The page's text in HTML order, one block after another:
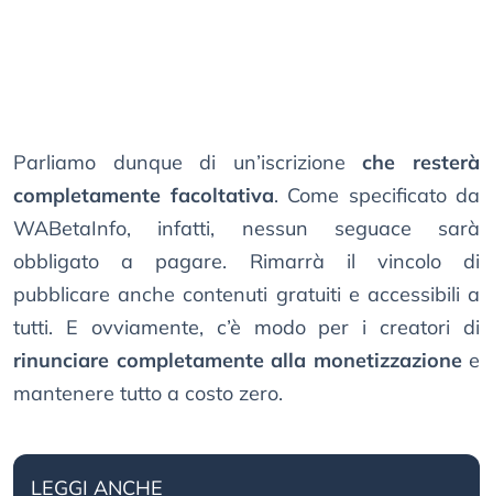
Parliamo dunque di un’iscrizioneche resterà
completamente facoltativa. Come specificato da
WABetaInfo, infatti, nessun seguace sarà
obbligato a pagare. Rimarrà il vincolo di
pubblicare anche contenuti gratuiti e accessibili a
tutti. E ovviamente, c’è modo per i creatori di
rinunciare completamente alla monetizzazionee
mantenere tutto a costo zero.
LEGGI ANCHE